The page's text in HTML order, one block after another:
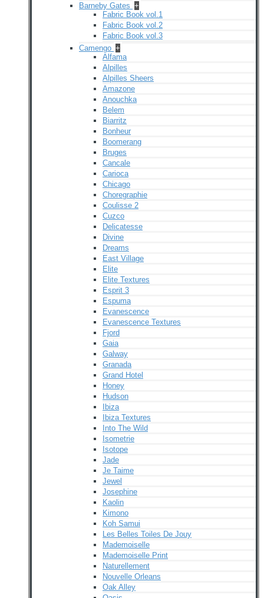
Barneby Gates +
Fabric Book vol.1
Fabric Book vol.2
Fabric Book vol.3
Camengo +
Alfama
Alpilles
Alpilles Sheers
Amazone
Anouchka
Belem
Biarritz
Bonheur
Boomerang
Bruges
Cancale
Carioca
Chicago
Choregraphie
Coulisse 2
Cuzco
Delicatesse
Divine
Dreams
East Village
Elite
Elite Textures
Esprit 3
Espuma
Evanescence
Evanescence Textures
Fjord
Gaia
Galway
Granada
Grand Hotel
Honey
Hudson
Ibiza
Ibiza Textures
Into The Wild
Isometrie
Isotope
Jade
Je Taime
Jewel
Josephine
Kaolin
Kimono
Koh Samui
Les Belles Toiles De Jouy
Mademoiselle
Mademoiselle Print
Naturellement
Nouvelle Orleans
Oak Alley